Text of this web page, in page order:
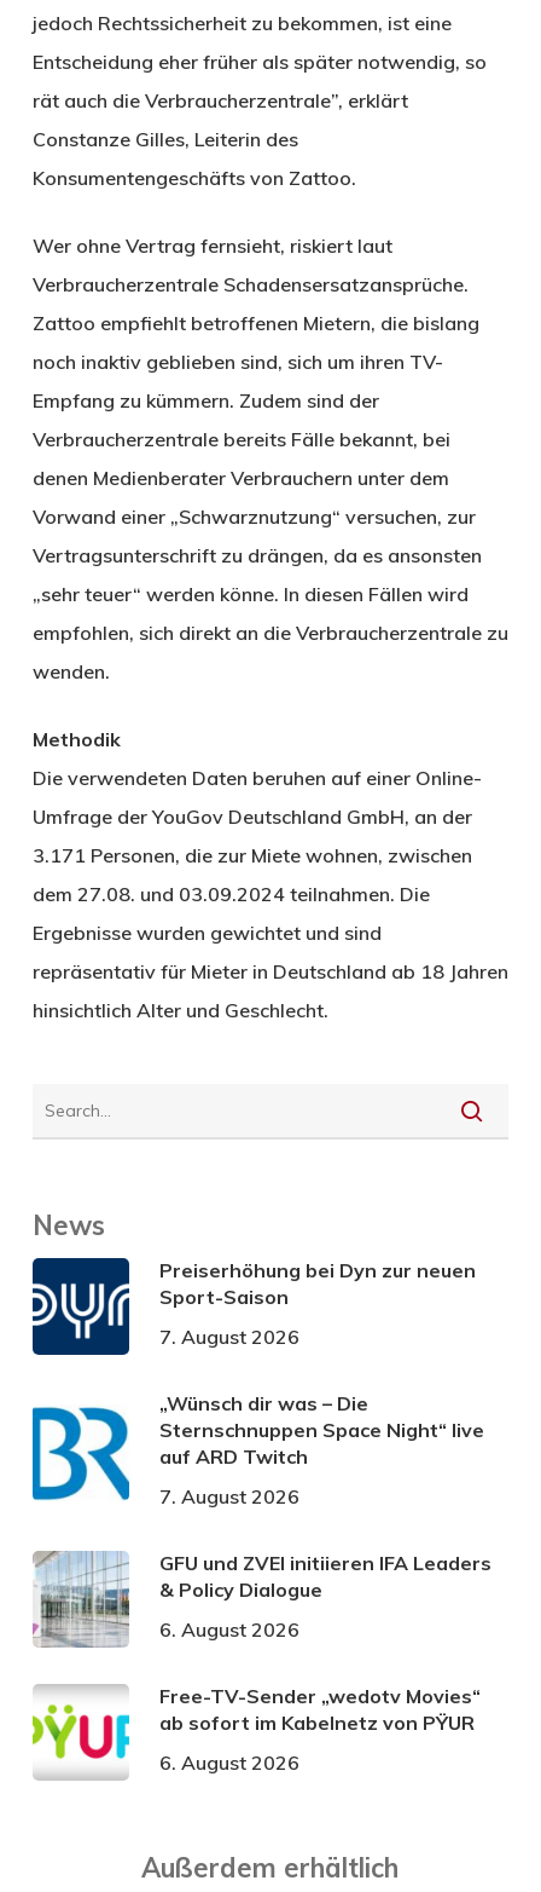
jedoch Rechtssicherheit zu bekommen, ist eine
Entscheidung eher früher als später notwendig, so
rät auch die Verbraucherzentrale”, erklärt
Constanze Gilles, Leiterin des
Konsumentengeschäfts von Zattoo.
Wer ohne Vertrag fernsieht, riskiert laut
Verbraucherzentrale Schadensersatzansprüche.
Zattoo empfiehlt betroffenen Mietern, die bislang
noch inaktiv geblieben sind, sich um ihren TV-
Empfang zu kümmern. Zudem sind der
Verbraucherzentrale bereits Fälle bekannt, bei
denen Medienberater Verbrauchern unter dem
Vorwand einer „Schwarznutzung“ versuchen, zur
Vertragsunterschrift zu drängen, da es ansonsten
„sehr teuer“ werden könne. In diesen Fällen wird
empfohlen, sich direkt an die Verbraucherzentrale zu
wenden.
Methodik
Die verwendeten Daten beruhen auf einer Online-
Umfrage der YouGov Deutschland GmbH, an der
3.171 Personen, die zur Miete wohnen, zwischen
dem 27.08. und 03.09.2024 teilnahmen. Die
Ergebnisse wurden gewichtet und sind
repräsentativ für Mieter in Deutschland ab 18 Jahren
hinsichtlich Alter und Geschlecht.
News
Preiserhöhung bei Dyn zur neuen
Sport-Saison
7. August 2026
„Wünsch dir was – Die
Sternschnuppen Space Night“ live
auf ARD Twitch
7. August 2026
GFU und ZVEI initiieren IFA Leaders
& Policy Dialogue
6. August 2026
Free-TV-Sender „wedotv Movies“
ab sofort im Kabelnetz von PŸUR
6. August 2026
Außerdem erhältlich